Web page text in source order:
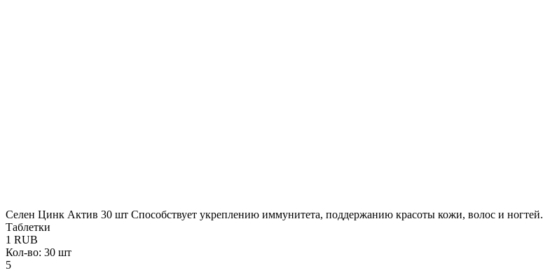
Селен Цинк Актив 30 шт Способствует укреплению иммунитета, поддержанию красоты кожи, волос и ногтей.
Таблетки
1 RUB
Кол-во: 30 шт
5